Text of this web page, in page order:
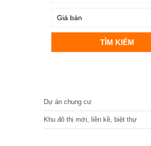
Dự án chung cư
Khu đô thị mới, liền kề, biệt thự